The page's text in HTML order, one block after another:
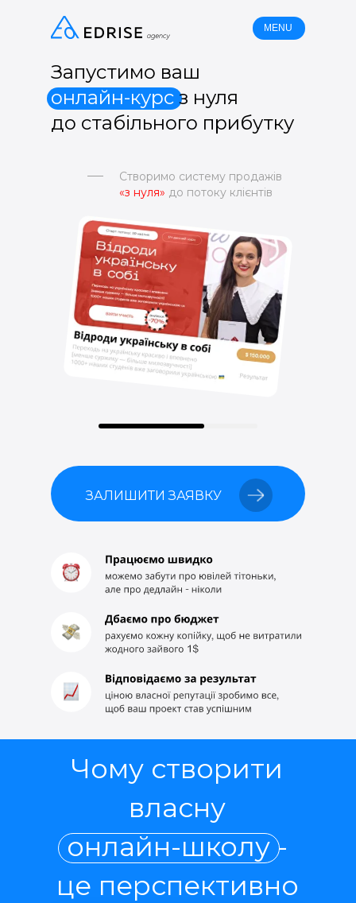
MENU
Запустимо ваш
онлайн-курсз нуля
до стабільного прибутку
Створимо систему продажів
«з нуля» до потоку клієнтів
ЗАЛИШИТИ ЗАЯВКУ
Чому створити
власну
онлайн-школу -
це перспективно